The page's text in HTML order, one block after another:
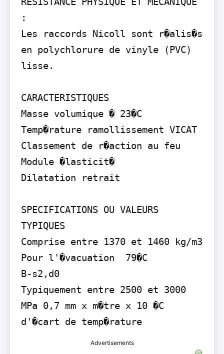
:
Les raccords Nicoll sont r�alis�s
en polychlorure de vinyle (PVC)
lisse.
CARACTERISTIQUES
Masse volumique � 23�C
Temp�rature ramollissement VICAT
Classement de r�action au feu
Module �lasticit�
Dilatation retrait
SPECIFICATIONS OU VALEURS
TYPIQUES
Comprise entre 1370 et 1460 kg/m3
Pour l'�vacuation  79�C
B-s2,d0
Typiquement entre 2500 et 3000
MPa 0,7 mm x m�tre x 10 �C
d'�cart de temp�rature
Advertisements